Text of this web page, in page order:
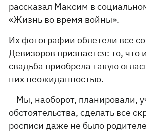
рассказал Максим в
«Жизнь во время войны».
Их фотографии облетели все
Девизоров признается: то, что
свадьба приобрела такую
них неожиданностью.
– Мы, наоборот, планировали,
обстоятельства, сделать все
росписи даже не было